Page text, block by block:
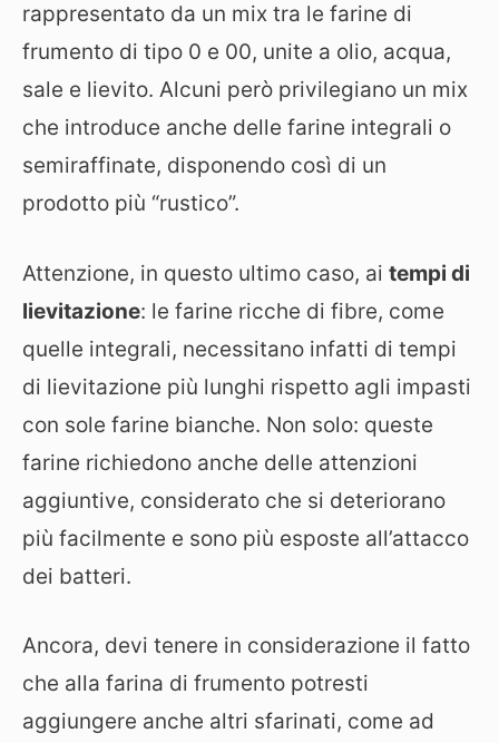
rappresentato da un mix tra le farine di
frumento di tipo 0 e 00, unite a olio, acqua,
sale e lievito. Alcuni però privilegiano un mix
che introduce anche delle farine integrali o
semiraffinate, disponendo così di un
prodotto più “rustico”.
Attenzione, in questo ultimo caso, ai tempi di
lievitazione: le farine ricche di fibre, come
quelle integrali, necessitano infatti di tempi
di lievitazione più lunghi rispetto agli impasti
con sole farine bianche. Non solo: queste
farine richiedono anche delle attenzioni
aggiuntive, considerato che si deteriorano
più facilmente e sono più esposte all’attacco
dei batteri.
Ancora, devi tenere in considerazione il fatto
che alla farina di frumento potresti
aggiungere anche altri sfarinati, come ad